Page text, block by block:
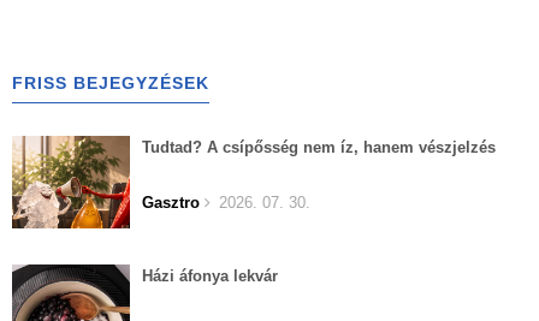
FRISS BEJEGYZÉSEK
Tudtad? A csípősség nem íz, hanem vészjelzés
Gasztro 2026. 07. 30.
Házi áfonya lekvár